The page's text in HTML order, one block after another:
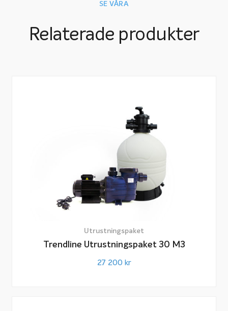
SE VÅRA
Relaterade produkter
Utrustningspaket
Trendline Utrustningspaket 30 M3
27 200 kr